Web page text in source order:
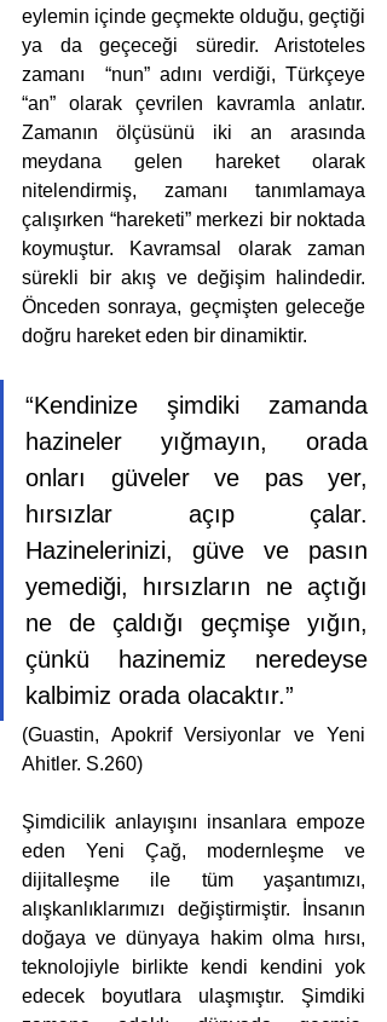
eylemin içinde geçmekte olduğu, geçtiği
ya da geçeceği süredir.
Aristoteles
zamanı  “nun” adını verdiği, Türkçeye
“an” olarak çevrilen kavramla anlatır.
Zamanın ölçüsünü iki an arasında
meydana gelen hareket olarak
nitelendirmiş, zamanı tanımlamaya
çalışırken “hareketi” merkezi bir noktada
koymuştur. Kavramsal olarak zaman
sürekli bir akış ve değişim halindedir.
Önceden sonraya, geçmişten geleceğe
doğru hareket eden bir dinamiktir.
“Kendinize şimdiki zamanda
hazineler yığmayın, orada
onları güveler ve pas yer,
hırsızlar açıp çalar.
Hazinelerinizi, güve ve pasın
yemediği, hırsızların ne açtığı
ne de çaldığı geçmişe yığın,
çünkü hazinemiz neredeyse
kalbimiz orada olacaktır.”
(Guastin, Apokrif Versiyonlar ve Yeni
Ahitler. S.260)
Şimdicilik anlayışını insanlara empoze
eden Yeni Çağ, modernleşme ve
dijitalleşme ile tüm yaşantımızı,
alışkanlıklarımızı değiştirmiştir. İnsanın
doğaya ve dünyaya hakim olma hırsı,
teknolojiyle birlikte kendi kendini yok
edecek boyutlara ulaşmıştır. Şimdiki